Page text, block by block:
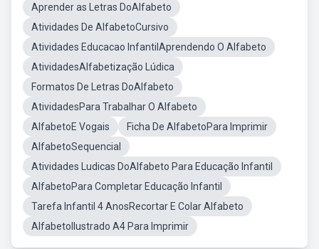
Aprender as Letras DoAlfabeto
Atividades De AlfabetoCursivo
Atividades Educacao InfantilAprendendo O Alfabeto
AtividadesAlfabetização Lúdica
Formatos De Letras DoAlfabeto
AtividadesPara Trabalhar O Alfabeto
AlfabetoE Vogais
Ficha De AlfabetoPara Imprimir
AlfabetoSequencial
Atividades Ludicas DoAlfabeto Para Educação Infantil
AlfabetoPara Completar Educação Infantil
Tarefa Infantil 4 AnosRecortar E Colar Alfabeto
AlfabetoIlustrado A4 Para Imprimir